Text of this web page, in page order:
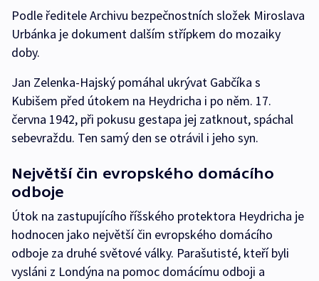
Podle ředitele Archivu bezpečnostních složek Miroslava
Urbánka je dokument dalším střípkem do mozaiky
doby.
Jan Zelenka-Hajský pomáhal ukrývat Gabčíka s
Kubišem před útokem na Heydricha i po něm. 17.
června 1942, při pokusu gestapa jej zatknout, spáchal
sebevraždu. Ten samý den se otrávil i jeho syn.
Největší čin evropského domácího
odboje
Útok na zastupujícího říšského protektora Heydricha je
hodnocen jako největší čin evropského domácího
odboje za druhé světové války. Parašutisté, kteří byli
vysláni z Londýna na pomoc domácímu odboji a